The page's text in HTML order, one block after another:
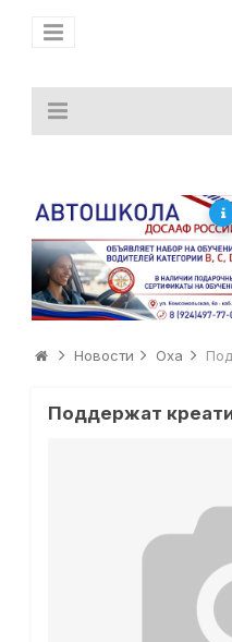
Новости Оха
Поддержат